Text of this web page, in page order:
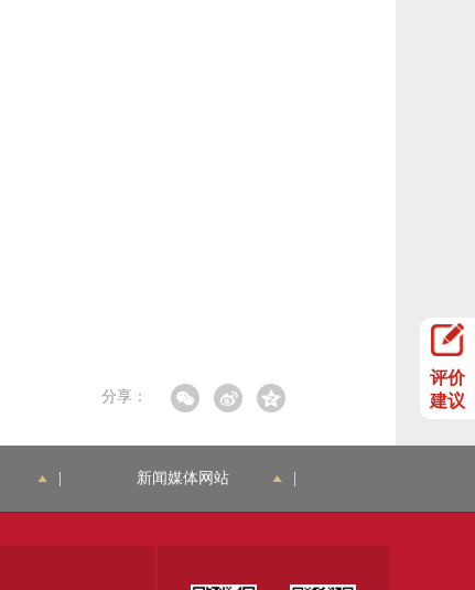
分享：
评价
建议
新闻媒体网站